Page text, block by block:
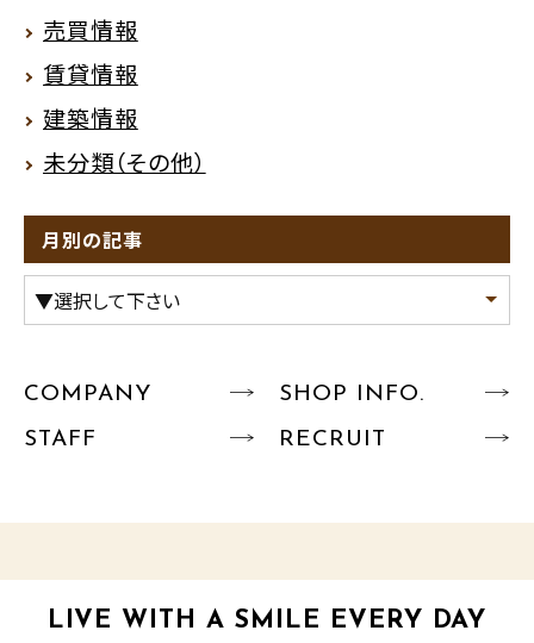
売買情報
賃貸情報
建築情報
未分類（その他）
月別の記事
COMPANY
SHOP INFO.
STAFF
RECRUIT
LIVE WITH A SMILE EVERY DAY